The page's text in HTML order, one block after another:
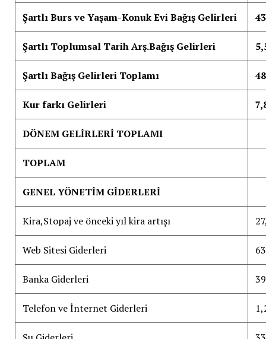
Şartlı Burs ve Yaşam-Konuk Evi Bağış Gelirleri
Şartlı Toplumsal Tarih Arş.Bağış Gelirleri
Şartlı Bağış Gelirleri Toplamı
Kur farkı Gelirleri
DÖNEM GELİRLERİ TOPLAMI
TOPLAM
GENEL YÖNETİM GİDERLERİ
Kira,Stopaj ve önceki yıl kira artışı
Web Sitesi Giderleri
Banka Giderleri
Telefon ve İnternet Giderleri